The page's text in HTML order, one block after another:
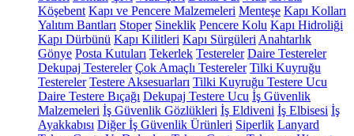
Köşebent Kapı ve Pencere Malzemeleri Menteşe Kapı Kolları
Yalıtım Bantları Stoper Sineklik Pencere Kolu Kapı Hidroliği
Kapı Dürbünü Kapı Kilitleri Kapı Sürgüleri Anahtarlık
Gönye Posta Kutuları Tekerlek Testereler Daire Testereler
Dekupaj Testereler Çok Amaçlı Testereler Tilki Kuyruğu
Testereler Testere Aksesuarları Tilki Kuyruğu Testere Ucu
Daire Testere Bıçağı Dekupaj Testere Ucu İş Güvenlik
Malzemeleri İş Güvenlik Gözlükleri İş Eldiveni İş Elbisesi İş
Ayakkabısı Diğer İş Güvenlik Ürünleri Siperlik Lanyard